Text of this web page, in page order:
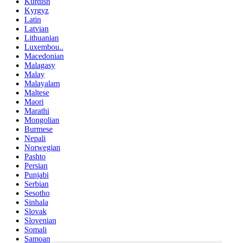
Kyrgyz
Latin
Latvian
Lithuanian
Luxembou..
Macedonian
Malagasy
Malay
Malayalam
Maltese
Maori
Marathi
Mongolian
Burmese
Nepali
Norwegian
Pashto
Persian
Punjabi
Serbian
Sesotho
Sinhala
Slovak
Slovenian
Somali
Samoan